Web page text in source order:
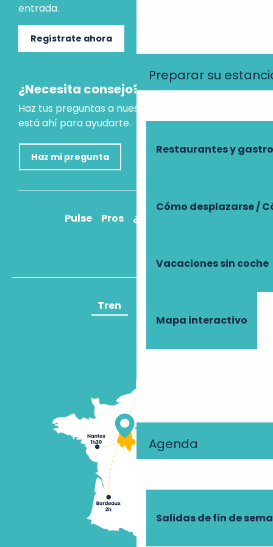
Preparar su
Restaurantes y
Cómo desplazarse /
Vacaciones sin coche
Mapa interactivo
Agenda
Salidas de fin de
entrada.
Regístrate ahora
¿Necesita consejo?
Haz tus preguntas a nuestro asistente virtual, que
está ahí para ayudarte.
Haz mi pregunta
Pulse Pros ¿Cómo llegar?
Tren